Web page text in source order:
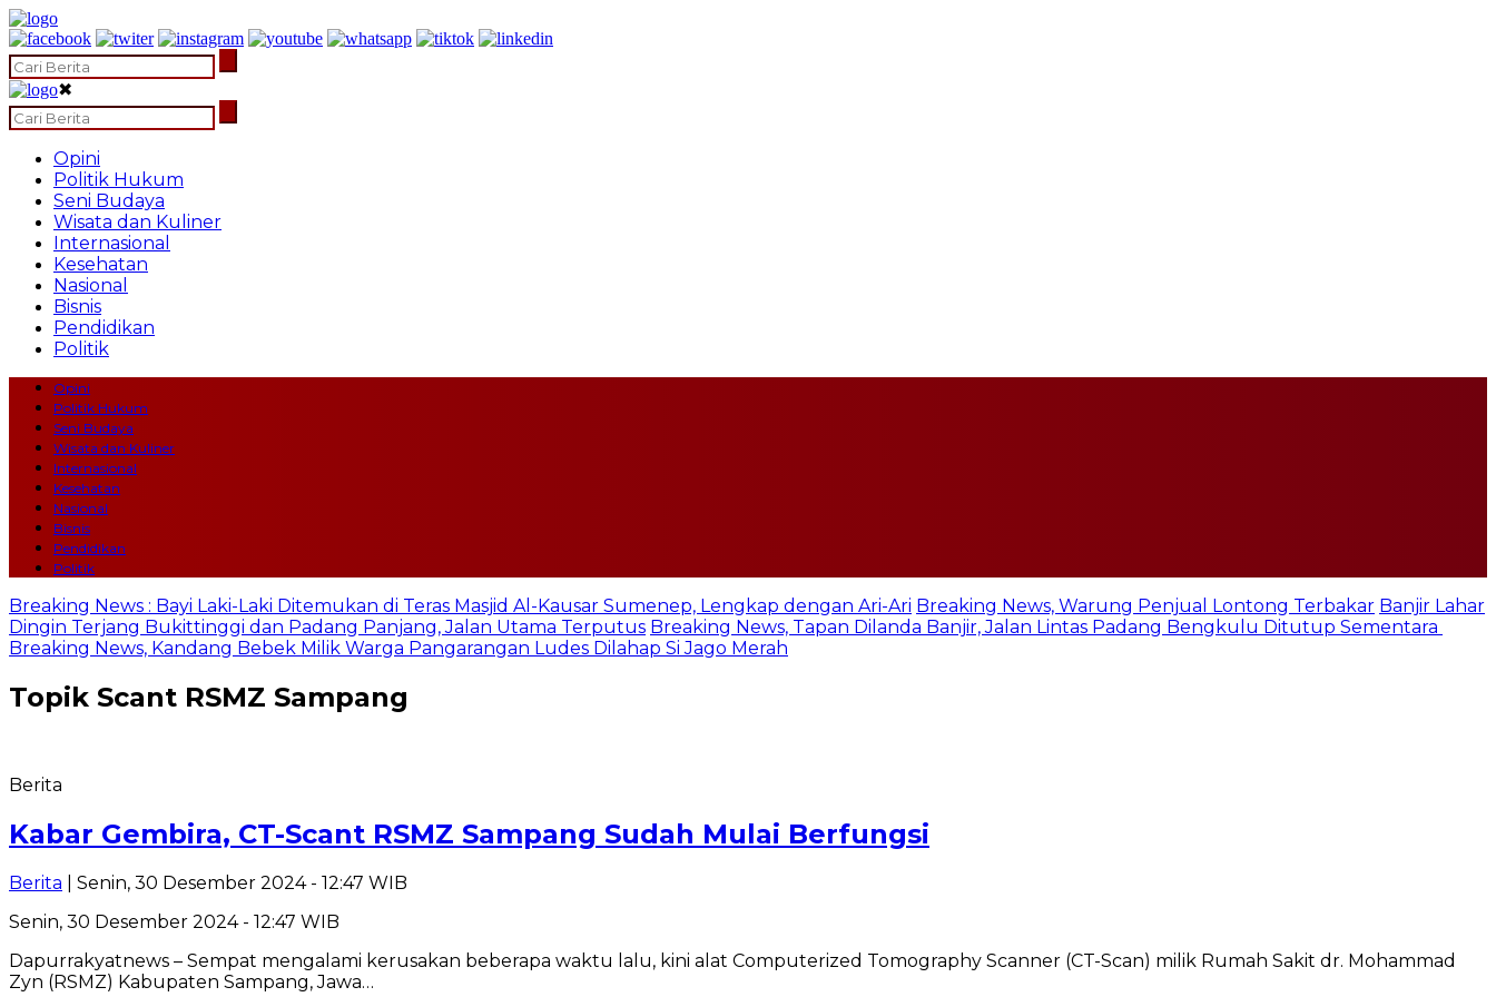
✖
Opini
Politik Hukum
Seni Budaya
Wisata dan Kuliner
Internasional
Kesehatan
Nasional
Bisnis
Pendidikan
Politik
Opini
Politik Hukum
Seni Budaya
Wisata dan Kuliner
Internasional
Kesehatan
Nasional
Bisnis
Pendidikan
Politik
Breaking News : Bayi Laki-Laki Ditemukan di Teras Masjid Al-Kausar Sumenep, Lengkap dengan Ari-Ari Breaking News, Warung Penjual Lontong Terbakar Banjir Lahar
Dingin Terjang Bukittinggi dan Padang Panjang, Jalan Utama Terputus Breaking News, Tapan Dilanda Banjir, Jalan Lintas Padang Bengkulu Ditutup Sementara
Breaking News, Kandang Bebek Milik Warga Pangarangan Ludes Dilahap Si Jago Merah
Topik Scant RSMZ Sampang
Berita
Kabar Gembira, CT-Scant RSMZ Sampang Sudah Mulai Berfungsi
Berita | Senin, 30 Desember 2024 - 12:47 WIB
Senin, 30 Desember 2024 - 12:47 WIB
Dapurrakyatnews – Sempat mengalami kerusakan beberapa waktu lalu, kini alat Computerized Tomography Scanner (CT-Scan) milik Rumah Sakit dr. Mohammad
Zyn (RSMZ) Kabupaten Sampang, Jawa…